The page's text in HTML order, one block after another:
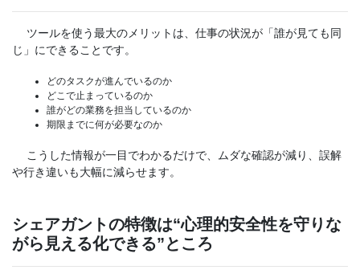
ツールを使う最大のメリットは、仕事の状況が「誰が見ても同
じ」にできることです。
どのタスクが進んでいるのか
どこで止まっているのか
誰がどの業務を担当しているのか
期限までに何が必要なのか
こうした情報が一目でわかるだけで、ムダな確認が減り、誤解
や行き違いも大幅に減らせます。
シェアガントの特徴は“心理的安全性を守りな
がら見える化できる”ところ